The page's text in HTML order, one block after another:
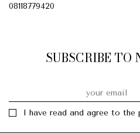
08118779420
SUBSCRIBE TO
I have read and agree to the